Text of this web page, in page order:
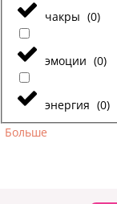
чакры (0)
эмоции (0)
энергия (0)
Больше